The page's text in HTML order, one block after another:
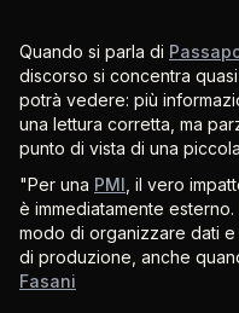
Quando si parla di
discorso si concentra
potrà vedere: più
una lettura corretta, ma
punto di vista di una
"Per una PMI , il vero
è immediatamente
modo di organizzare dati
di produzione, anche
Fasani